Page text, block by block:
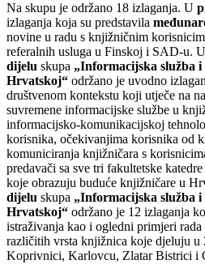
Na skupu je održano 18 izlaganja. U
izlaganja koja su predstavila
novine u radu s knjižničnim
referalnih usluga u Finskoj i SAD-u. U
dijelu skupa „Informacijska služba
Hrvatskoj“ održano je uvodno
društvenom kontekstu koji utječe na
suvremene informacijske službe u
informacijsko-komunikacijskoj
korisnika, očekivanjima korisnika od
komuniciranja knjižničara s
predavači sa sve tri fakultetske
koje obrazuju buduće knjižničare u
dijelu skupa „Informacijska služba
Hrvatskoj“ održano je 12 izlaganja
istraživanja kao i ogledni primjeri
različitih vrsta knjižnica koje djeluju u
Koprivnici, Karlovcu, Zlatar Bistrici i